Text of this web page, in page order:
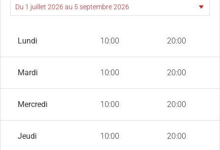
Lundi 10:00 20:00
Mardi 10:00 20:00
Mercredi 10:00 20:00
Jeudi 10:00 20:00